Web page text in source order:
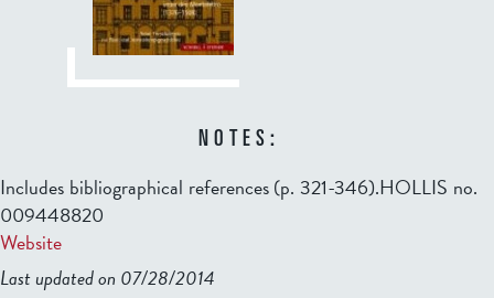
NOTES:
Includes bibliographical references (p. 321-346).HOLLIS no.
009448820
Website
Last updated on 07/28/2014